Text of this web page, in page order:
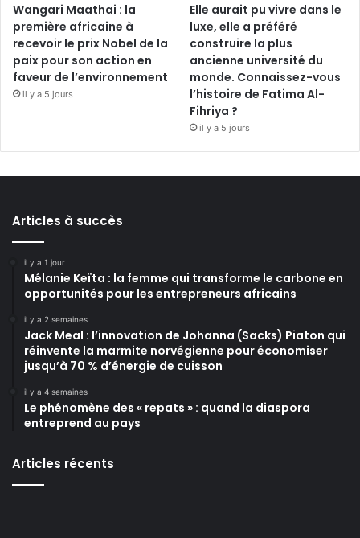
Wangari Maathai : la
première africaine à
recevoir le prix Nobel de la
paix pour son action en
faveur de l’environnement
il y a 5 jours
Elle aurait pu vivre dans le
luxe, elle a préféré
construire la plus
ancienne université du
monde. Connaissez-vous
l’histoire de Fatima Al-
Fihriya ?
il y a 5 jours
Articles à succès
il y a 1 jour
Mélanie Keïta : la femme qui transforme le carbone en
opportunités pour les entrepreneurs africains
il y a 2 semaines
Jack Meal : l’innovation de Johanna (Sacks) Piaton qui
réinvente la marmite norvégienne pour économiser
jusqu’à 70 % d’énergie de cuisson
il y a 4 semaines
Le phénomène des « repats » : quand la diaspora
entreprend au pays
Articles récents